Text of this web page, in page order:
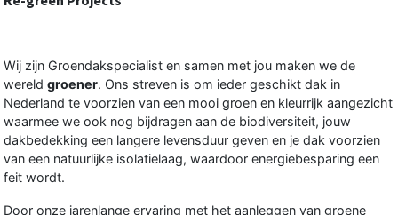
Wij zijn Groendakspecialist en samen met jou maken we de
wereld groener. Ons streven is om ieder geschikt dak in
Nederland te voorzien van een mooi groen en kleurrijk aangezicht
waarmee we ook nog bijdragen aan de biodiversiteit, jouw
dakbedekking een langere levensduur geven en je dak voorzien
van een natuurlijke isolatielaag, waardoor energiebesparing een
feit wordt.
Door onze jarenlange ervaring met het aanleggen van groene